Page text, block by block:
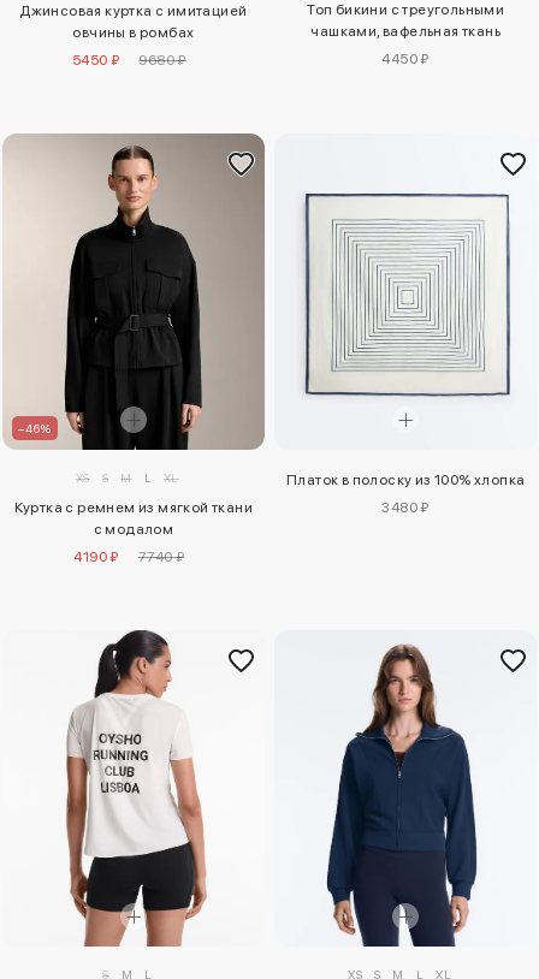
Джинсовая куртка с имитацией
овчины в ромбах
5450 ₽
9680 ₽
Топ бикини с треугольными
чашками, вафельная ткань
4450 ₽
–46%
XS S M L XL
Куртка с ремнем из мягкой ткани
с модалом
4190 ₽
7740 ₽
Платок в полоску из 100% хлопка
3480 ₽
S M L XS S M L XL